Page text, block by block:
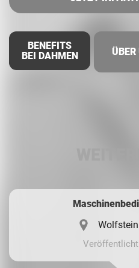
BENEFITS
BEI DAHMEN
ÜBER
Wolfstein